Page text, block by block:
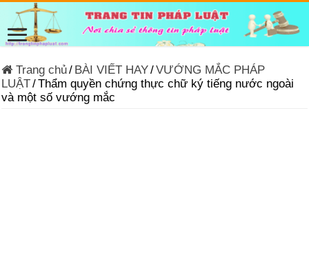
Trang chủ/ BÀI VIẾT HAY/VƯỚNG MẮC PHÁP
LUẬT/Thẩm quyền chứng thực chữ ký tiếng nước ngoài
và một số vướng mắc